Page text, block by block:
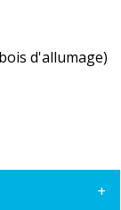
d'allumage)